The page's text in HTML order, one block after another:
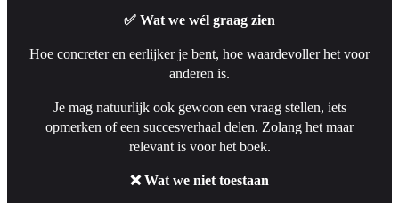
✅ Wat we wél graag zien
Hoe concreter en eerlijker je bent, hoe waardevoller het voor
anderen is.
Je mag natuurlijk ook gewoon een vraag stellen, iets
opmerken of een succesverhaal delen. Zolang het maar
relevant is voor het boek.
❌Wat we niet toestaan